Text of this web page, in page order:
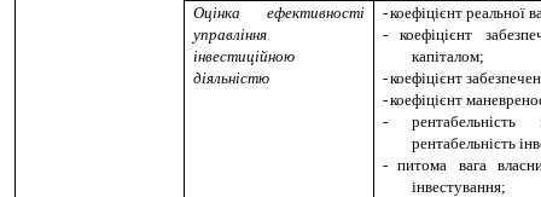
Оцінка ефективності
управління
інвестиційною
діяльністю
-коефіцієнт реальної
-
коефіцієнт
капіталом;
-коефіцієнт
-коефіцієнт
-
рентабельність
- питома вага
інвестування;